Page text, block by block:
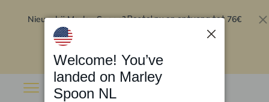
Nieuw bij Marley Spoon?Bestel nu en ontvang tot 76€
Welcome! You’ve
landed on Marley
Spoon NL